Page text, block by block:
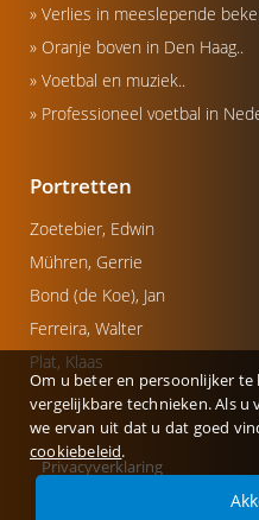
Om u beter en persoonlijker te
vergelijkbare technieken. Als u
we ervan uit dat u dat goed
cookiebeleid.
» Verlies in meeslepende
» Oranje boven in Den Haag..
» Voetbal en muziek..
» Professioneel voetbal in
Portretten
Zoetebier, Edwin
Mühren, Gerrie
Bond (de Koe), Jan
Ferreira, Walter
Plat, Klaas
Privacyverklaring
© Copyright 2026 -